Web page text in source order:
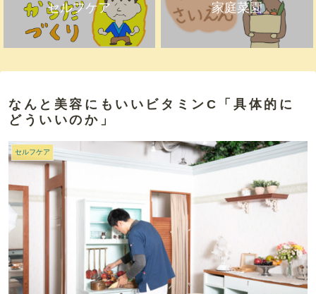
セルフケア 家庭菜園
なんと美容にもいいビタミンC「具体的に
どういいのか」
セルフケア